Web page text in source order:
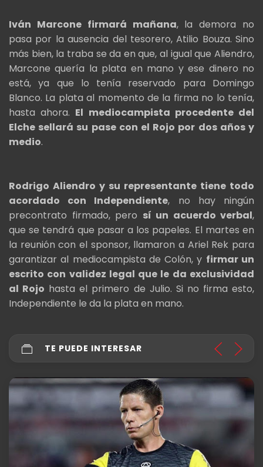
Iván Marcone firmará mañana, la demora no
pasa por la ausencia del tesorero, Atilio Bouza. Sino
más bien, la traba se da en que, al igual que Aliendro,
Marcone quería la plata en mano y ese dinero no
está, ya que lo tenía reservado para Domingo
Blanco. La plata al momento de la firma no lo tenía,
hasta ahora. El mediocampista procedente del
Elche sellará su pase con el Rojo por dos años y
medio.
Rodrigo Aliendro y su representante tiene todo
acordado con Independiente, no hay ningún
precontrato firmado, pero sí un acuerdo verbal,
que se tendrá que pasar a los papeles. El martes en
la reunión con el sponsor, llamaron a Ariel Rek para
garantizar al mediocampista de Colón, y firmar un
escrito con validez legal que le da exclusividad
al Rojo hasta el primero de Julio. Si no firma esto,
Independiente le da la plata en mano.
TE PUEDE INTERESAR